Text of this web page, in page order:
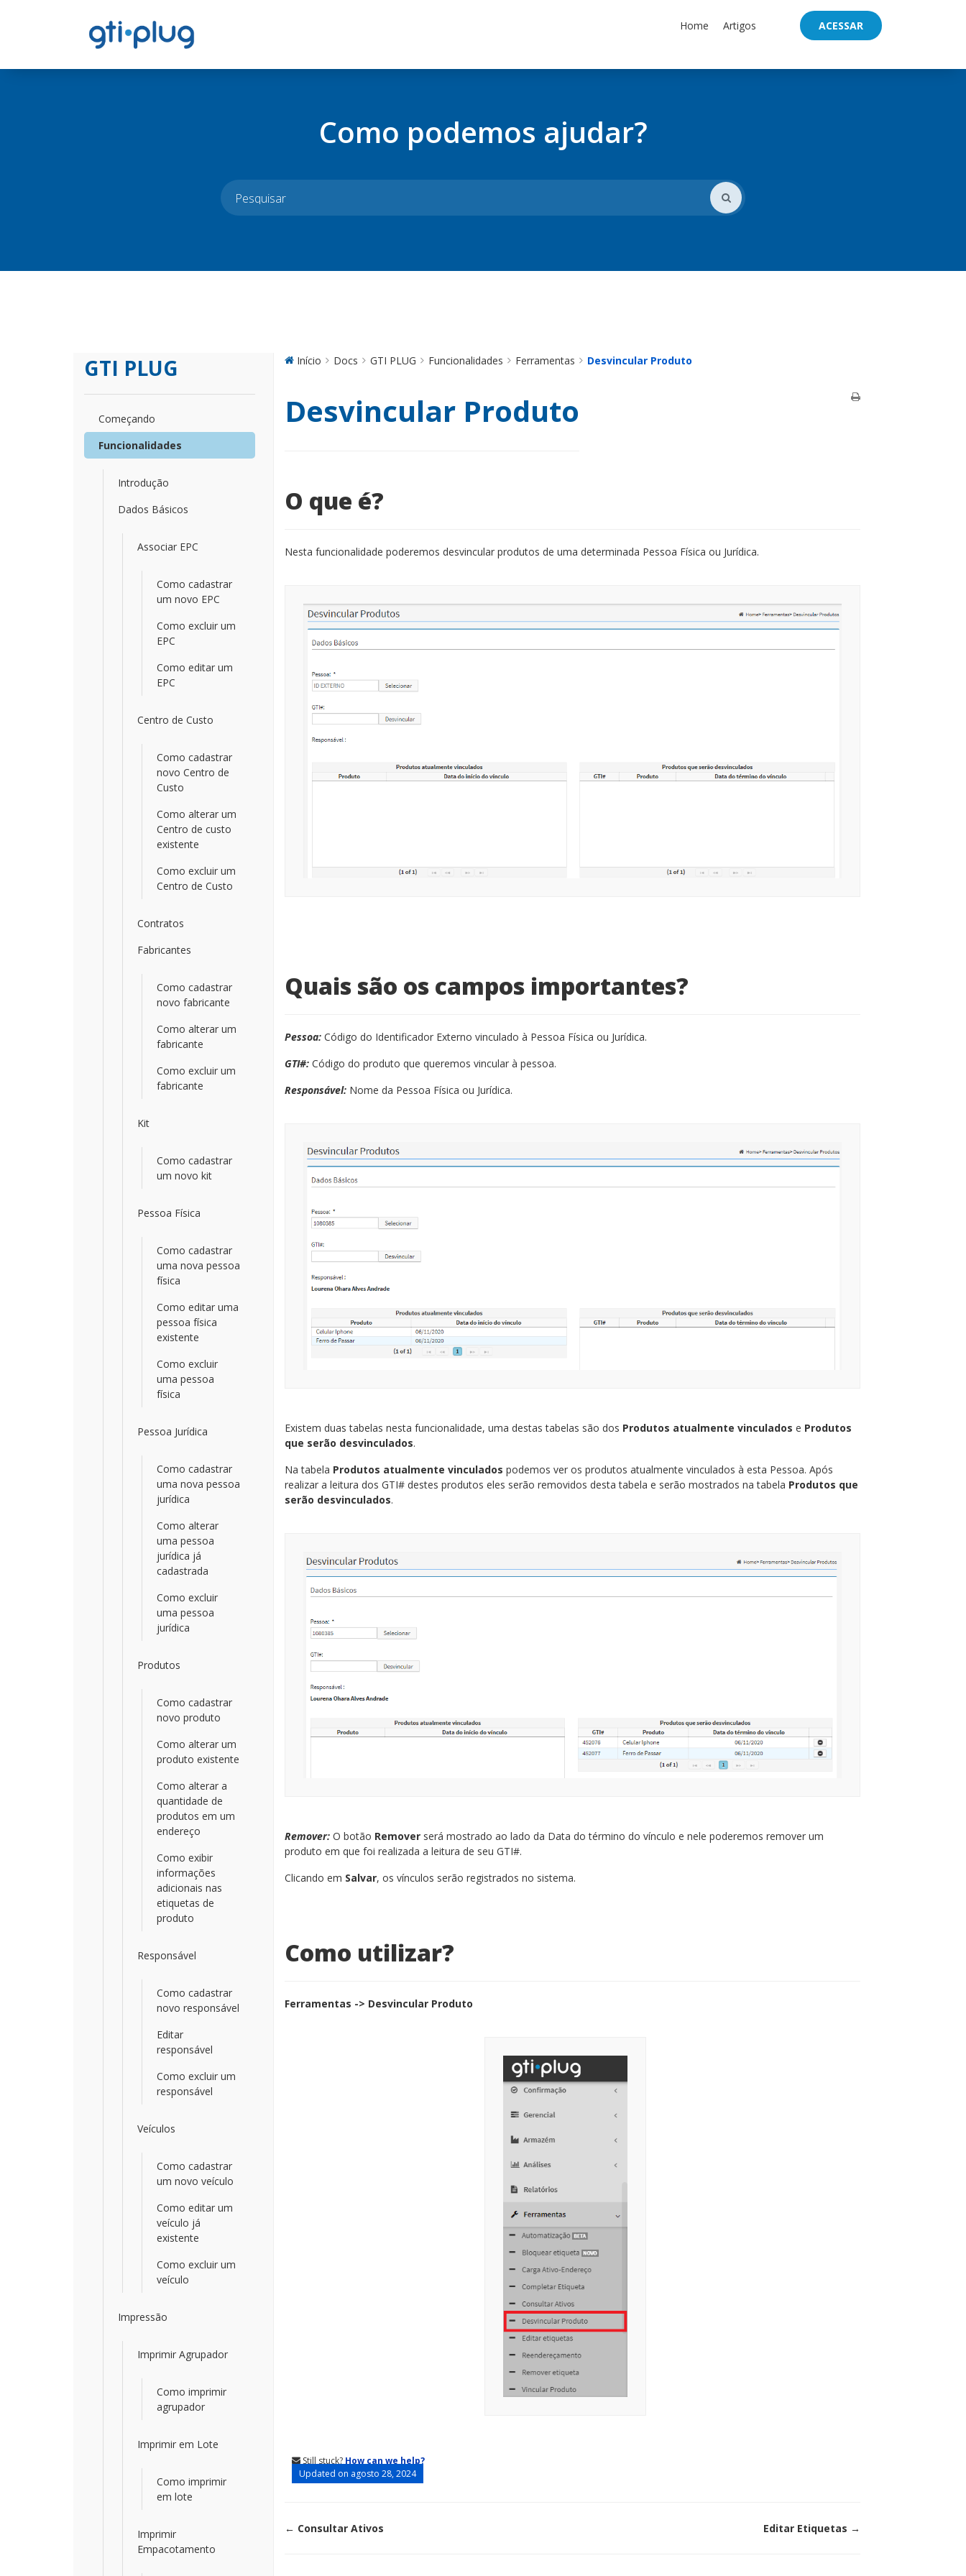
Home Artigos ACESSAR
Como podemos ajudar?
GTI PLUG
Começando
Funcionalidades
Introdução
Dados Básicos
Associar EPC
Como cadastrar
um novo EPC
Como excluir um
EPC
Como editar um
EPC
Centro de Custo
Como cadastrar
novo Centro de
Custo
Como alterar um
Centro de custo
existente
Como excluir um
Centro de Custo
Contratos
Fabricantes
Como cadastrar
novo fabricante
Como alterar um
fabricante
Como excluir um
fabricante
Kit
Como cadastrar
um novo kit
Pessoa Física
Como cadastrar
uma nova pessoa
física
Como editar uma
pessoa física
existente
Como excluir
uma pessoa
física
Pessoa Jurídica
Como cadastrar
uma nova pessoa
jurídica
Como alterar
uma pessoa
jurídica já
cadastrada
Como excluir
uma pessoa
jurídica
Produtos
Como cadastrar
novo produto
Como alterar um
produto existente
Como alterar a
quantidade de
produtos em um
endereço
Como exibir
informações
adicionais nas
etiquetas de
produto
Responsável
Como cadastrar
novo responsável
Editar
responsável
Como excluir um
responsável
Veículos
Como cadastrar
um novo veículo
Como editar um
veículo já
existente
Como excluir um
veículo
Impressão
Imprimir Agrupador
Como imprimir
agrupador
Imprimir em Lote
Como imprimir
em lote
Imprimir
Empacotamento
Início Docs GTI PLUG Funcionalidades Ferramentas Desvincular Produto
Desvincular Produto
O que é?
Nesta funcionalidade poderemos desvincular produtos de uma determinada Pessoa Física ou Jurídica.
Quais são os campos importantes?
Pessoa: Código do Identificador Externo vinculado à Pessoa Física ou Jurídica.
GTI#: Código do produto que queremos vincular à pessoa.
Responsável: Nome da Pessoa Física ou Jurídica.
Existem duas tabelas nesta funcionalidade, uma destas tabelas são dos Produtos atualmente vinculados e Produtos
que serão desvinculados.
Na tabela Produtos atualmente vinculados podemos ver os produtos atualmente vinculados à esta Pessoa. Após
realizar a leitura dos GTI# destes produtos eles serão removidos desta tabela e serão mostrados na tabela Produtos que
serão desvinculados.
Remover: O botão Removerserá mostrado ao lado da Data do término do vínculo e nele poderemos remover um
produto em que foi realizada a leitura de seu GTI#.
Clicando em Salvar, os vínculos serão registrados no sistema.
Como utilizar?
Ferramentas -> Desvincular Produto
Still stuck? How can we help?
Updated on agosto 28, 2024
Doc
← Consultar Ativos Editar Etiquetas →